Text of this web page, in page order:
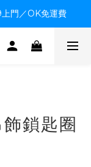
門／OK免運費
門／OK免運費
造成不便感謝諒解
鎖匙圈